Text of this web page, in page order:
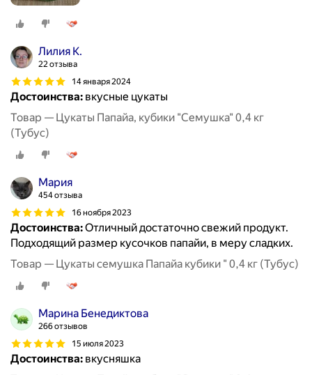
Лилия К.
22 отзыва
14 января 2024
Достоинства: вкусные цукаты
Товар — Цукаты Папайа, кубики "Семушка" 0,4 кг
(Тубус)
Мария
454 отзыва
16 ноября 2023
Достоинства:Отличный достаточно свежий продукт.
Подходящий размер кусочков папайи, в меру сладких.
Товар — Цукаты семушка Папайа кубики " 0,4 кг (Тубус)
Марина Бенедиктова
266 отзывов
15 июля 2023
Достоинства: вкусняшка